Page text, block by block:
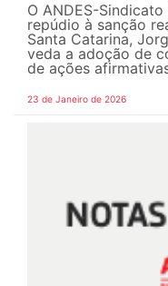
O ANDES-
repúdio à sanção
Santa Catarina,
veda a adoção de
de ações
23 de Janeiro de 2026